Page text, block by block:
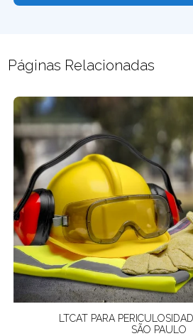
Páginas Relacionadas
LTCAT PARA
SÃO PAULO